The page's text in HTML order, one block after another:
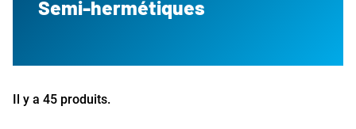
Semi-hermétiques
Il y a 45 produits.